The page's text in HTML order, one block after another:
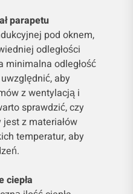
parapetu
pod oknem,
odległości
minimalna odległość
aby
z wentylacją i
sprawdzić, czy
z materiałów
temperatur, aby
ciepła